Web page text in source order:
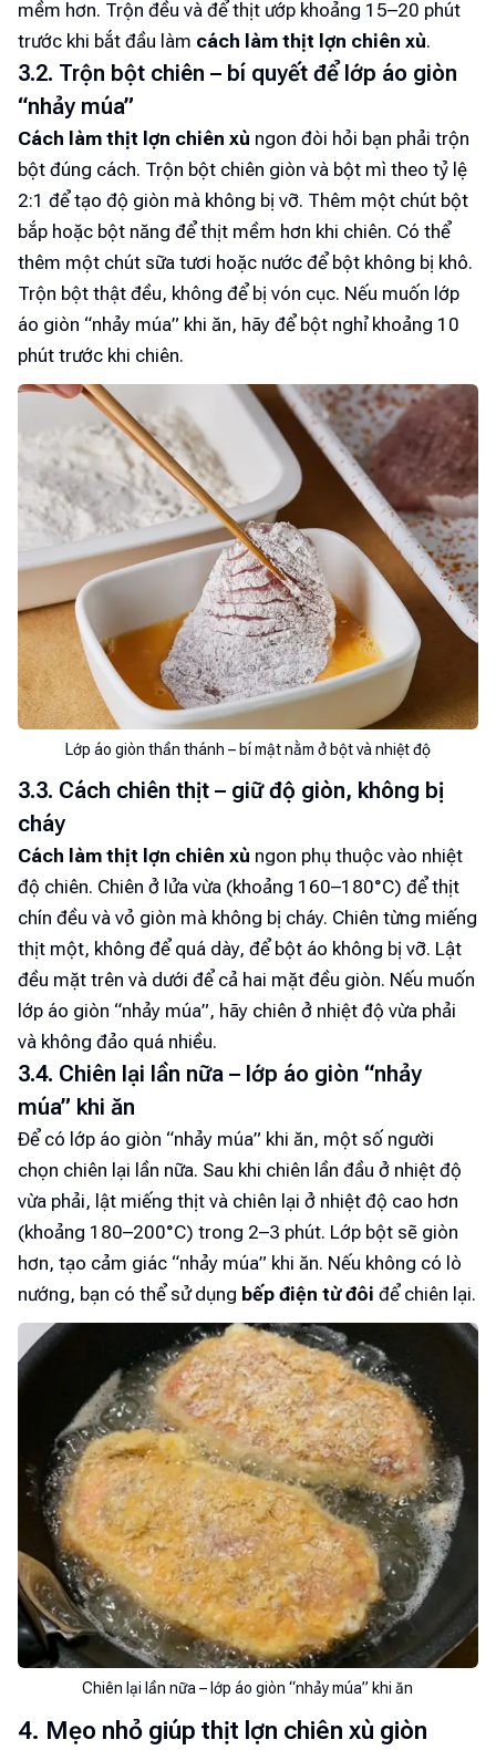
mềm hơn. Trộn đều và để thịt ướp khoảng 15–20 phút
trước khi bắt đầu làm cách làm thịt lợn chiên xù.
3.2. Trộn bột chiên – bí quyết để lớp áo giòn
“nhảy múa”
Cách làm thịt lợn chiên xù ngon đòi hỏi bạn phải trộn
bột đúng cách. Trộn bột chiên giòn và bột mì theo tỷ lệ
2:1 để tạo độ giòn mà không bị vỡ. Thêm một chút bột
bắp hoặc bột năng để thịt mềm hơn khi chiên. Có thể
thêm một chút sữa tươi hoặc nước để bột không bị khô.
Trộn bột thật đều, không để bị vón cục. Nếu muốn lớp
áo giòn “nhảy múa” khi ăn, hãy để bột nghỉ khoảng 10
phút trước khi chiên.
Lớp áo giòn thần thánh – bí mật nằm ở bột và nhiệt độ
3.3. Cách chiên thịt – giữ độ giòn, không bị
cháy
Cách làm thịt lợn chiên xù ngon phụ thuộc vào nhiệt
độ chiên. Chiên ở lửa vừa (khoảng 160–180°C) để thịt
chín đều và vỏ giòn mà không bị cháy. Chiên từng miếng
thịt một, không để quá dày, để bột áo không bị vỡ. Lật
đều mặt trên và dưới để cả hai mặt đều giòn. Nếu muốn
lớp áo giòn “nhảy múa”, hãy chiên ở nhiệt độ vừa phải
và không đảo quá nhiều.
3.4. Chiên lại lần nữa – lớp áo giòn “nhảy
múa” khi ăn
Để có lớp áo giòn “nhảy múa” khi ăn, một số người
chọn chiên lại lần nữa. Sau khi chiên lần đầu ở nhiệt độ
vừa phải, lật miếng thịt và chiên lại ở nhiệt độ cao hơn
(khoảng 180–200°C) trong 2–3 phút. Lớp bột sẽ giòn
hơn, tạo cảm giác “nhảy múa” khi ăn. Nếu không có lò
nướng, bạn có thể sử dụng bếp điện từ đôi để chiên lại.
Chiên lại lần nữa – lớp áo giòn “nhảy múa” khi ăn
4. Mẹo nhỏ giúp thịt lợn chiên xù giòn